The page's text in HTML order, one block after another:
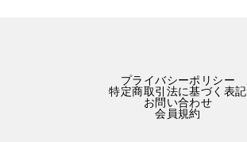
プライバシーポリシー
特定商取引法に基づく表記
お問い合わせ
会員規約